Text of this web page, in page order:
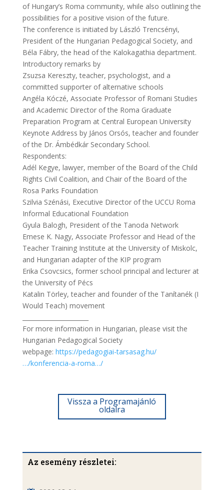
of Hungary’s Roma community, while also outlining the
possibilities for a positive vision of the future.
The conference is initiated by László Trencsényi,
President of the Hungarian Pedagogical Society, and
Béla Fábry, the head of the Kalokagathia department.
Introductory remarks by
Zsuzsa Kereszty, teacher, psychologist, and a
committed supporter of alternative schools
Angéla Kóczé, Associate Professor of Romani Studies
and Academic Director of the Roma Graduate
Preparation Program at Central European University
Keynote Address by János Orsós, teacher and founder
of the Dr. Ámbédkár Secondary School.
Respondents:
Adél Kegye, lawyer, member of the Board of the Child
Rights Civil Coalition, and Chair of the Board of the
Rosa Parks Foundation
Szilvia Szénási, Executive Director of the UCCU Roma
Informal Educational Foundation
Gyula Balogh, President of the Tanoda Network
Emese K. Nagy, Associate Professor and Head of the
Teacher Training Institute at the University of Miskolc,
and Hungarian adapter of the KIP program
Erika Csovcsics, former school principal and lecturer at
the University of Pécs
Katalin Törley, teacher and founder of the Tanítanék (I
Would Teach) movement
For more information in Hungarian, please visit the
Hungarian Pedagogical Society
webpage: https://pedagogiai-tarsasag.hu/
…/konferencia-a-roma…/
Vissza a Programajánló
oldalra
Az esemény részletei: